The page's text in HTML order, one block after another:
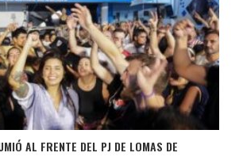
AL FRENTE DEL PJ DE LOMAS DE